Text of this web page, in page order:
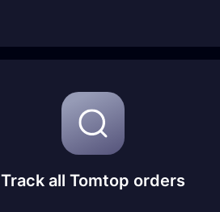
Track all Tomtop orders